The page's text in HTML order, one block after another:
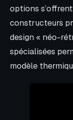
options
constructeurs
design « néo-
spécialisées
modèle